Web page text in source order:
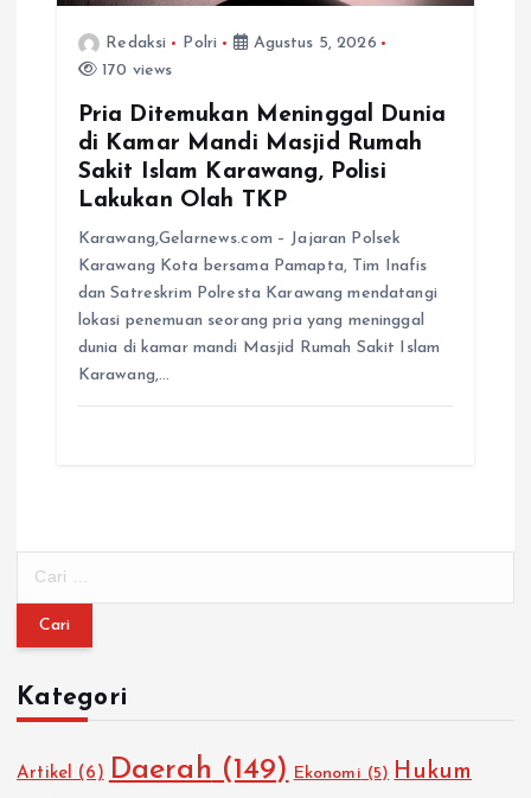
Redaksi Polri
Agustus 5, 2026
170 views
Pria Ditemukan Meninggal Dunia
di Kamar Mandi Masjid Rumah
Sakit Islam Karawang, Polisi
Lakukan Olah TKP
Karawang,Gelarnews.com – Jajaran Polsek
Karawang Kota bersama Pamapta, Tim Inafis
dan Satreskrim Polresta Karawang mendatangi
lokasi penemuan seorang pria yang meninggal
dunia di kamar mandi Masjid Rumah Sakit Islam
Karawang,…
i
n
t
k
Kategori
Artikel (6) Daerah (149) Ekonomi (5) Hukum